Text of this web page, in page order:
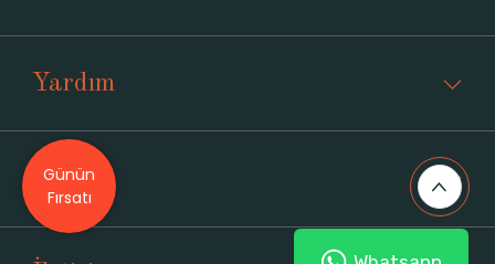
Yardım
Üyelik
Günün
Fırsatı